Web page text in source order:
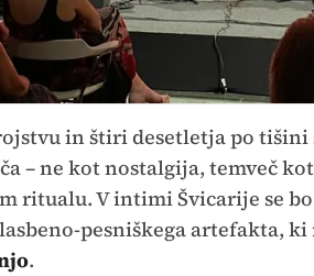
in štiri desetletja po
– ne kot nostalgija, temveč kot
ritualu. V intimi Švicarije se
pesniškega artefakta,
.